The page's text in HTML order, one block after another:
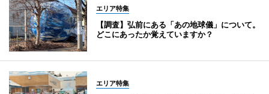
エリア特集
【調査】弘前にある「あの地球儀」について。
どこにあったか覚えていますか？
エリア特集